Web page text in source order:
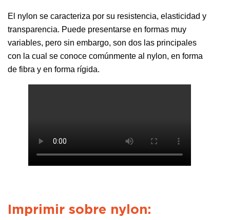
El nylon se caracteriza por su resistencia, elasticidad y
transparencia. Puede presentarse en formas muy
variables, pero sin embargo, son dos las principales
con la cual se conoce comúnmente al nylon, en forma
de fibra y en forma rígida.
Imprimir sobre nylon: